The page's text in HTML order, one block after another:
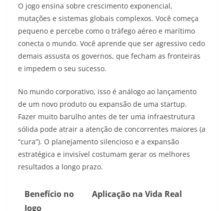
O jogo ensina sobre crescimento exponencial,
mutações e sistemas globais complexos. Você começa
pequeno e percebe como o tráfego aéreo e marítimo
conecta o mundo. Você aprende que ser agressivo cedo
demais assusta os governos, que fecham as fronteiras
e impedem o seu sucesso.
No mundo corporativo, isso é análogo ao lançamento
de um novo produto ou expansão de uma startup.
Fazer muito barulho antes de ter uma infraestrutura
sólida pode atrair a atenção de concorrentes maiores (a
“cura”). O planejamento silencioso e a expansão
estratégica e invisível costumam gerar os melhores
resultados a longo prazo.
Benefício no
Jogo
Aplicação na Vida Real